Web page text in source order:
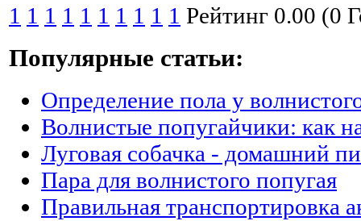
1 1 1 1 1 1 1 1 1 1 Рейтинг 0.00 (0
Популярные статьи:
Определение пола у
Волнистые попугайчики: как
Луговая собачка - домашний
Пара для волнистого попугая
Правильная транспортировка